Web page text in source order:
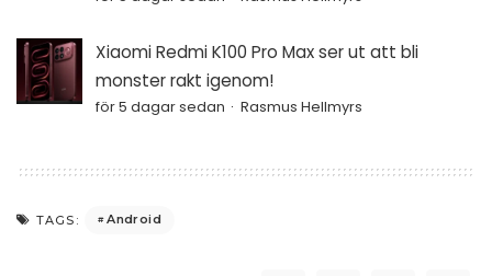
Xiaomi Redmi K100 Pro Max ser ut att bli
monster rakt igenom!
för 5 dagar sedan Rasmus Hellmyrs
TAGS: Android